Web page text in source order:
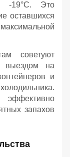
-19°C. Это
оставшихся
советуют
выездом на
и
запахов